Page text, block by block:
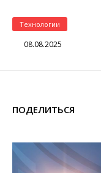
Технологии
08.08.2025
ПОДЕЛИТЬСЯ